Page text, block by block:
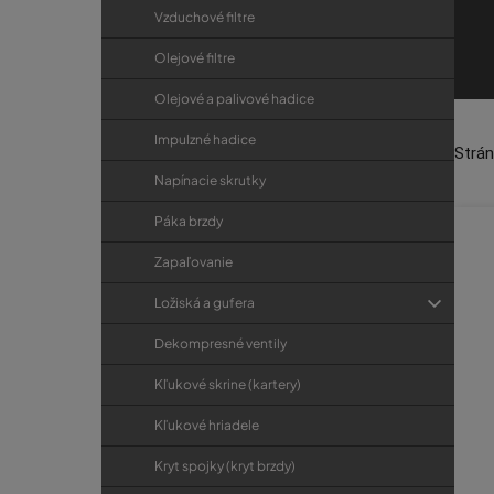
Vzduchové filtre
Olejové filtre
Olejové a palivové hadice
Impulzné hadice
Napínacie skrutky
Páka brzdy
Zapaľovanie
Ložiská a gufera
Dekompresné ventily
Kľukové skrine (kartery)
Kľukové hriadele
Kryt spojky (kryt brzdy)
o